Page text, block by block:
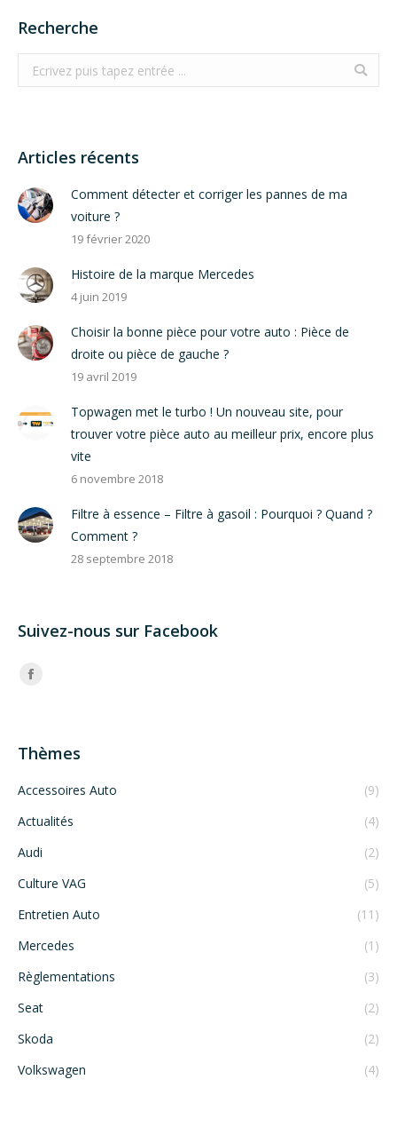
Recherche
Search:
Articles récents
Comment détecter et corriger les pannes de ma
voiture ?
19 février 2020
Histoire de la marque Mercedes
4 juin 2019
Choisir la bonne pièce pour votre auto : Pièce de
droite ou pièce de gauche ?
19 avril 2019
Topwagen met le turbo ! Un nouveau site, pour
trouver votre pièce auto au meilleur prix, encore plus
vite
6 novembre 2018
Filtre à essence – Filtre à gasoil : Pourquoi ? Quand ?
Comment ?
28 septembre 2018
Suivez-nous sur Facebook
Trouvez nous sur :
Facebook
Thèmes
Accessoires Auto
(9)
Actualités
(4)
Audi
(2)
Culture VAG
(5)
Entretien Auto
(11)
Mercedes
(1)
Règlementations
(3)
Seat
(2)
Skoda
(2)
Volkswagen
(4)